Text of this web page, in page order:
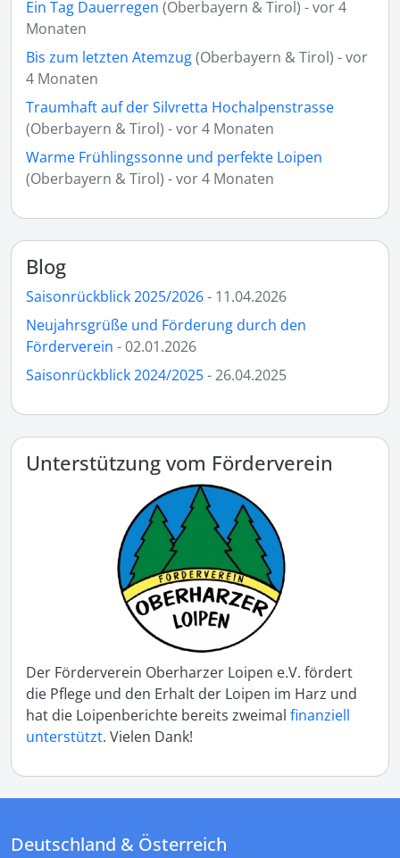
Ein Tag Dauerregen (Oberbayern & Tirol) - vor 4
Monaten
Bis zum letzten Atemzug(Oberbayern & Tirol) - vor
4 Monaten
Traumhaft auf der Silvretta Hochalpenstrasse
(Oberbayern & Tirol) - vor 4 Monaten
Warme Frühlingssonne und perfekte Loipen
(Oberbayern & Tirol) - vor 4 Monaten
Blog
Saisonrückblick 2025/2026- 11.04.2026
Neujahrsgrüße und Förderung durch den
Förderverein - 02.01.2026
Saisonrückblick 2024/2025- 26.04.2025
Unterstützung vom Förderverein
Der Förderverein Oberharzer Loipen e.V. fördert
die Pflege und den Erhalt der Loipen im Harz und
hat die Loipenberichte bereits zweimal finanziell
unterstützt. Vielen Dank!
Deutschland & Österreich